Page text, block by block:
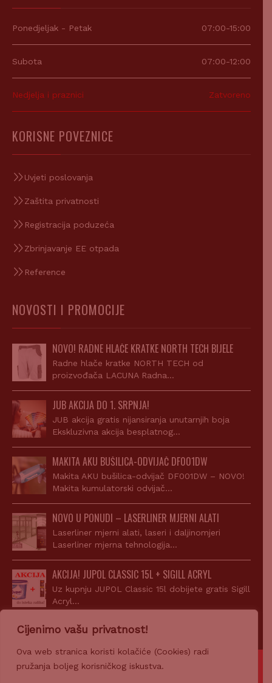
Cijenimo vašu privatnost!
Ova web stranica koristi kolačiće (Cookies) radi
pružanja boljeg korisničkog iskustva.
Ponedjeljak - Petak 07:00-15:00
Subota 07:00-12:00
Nedjelja i praznici Zatvoreno
KORISNE POVEZNICE
Uvjeti poslovanja
Zaštita privatnosti
Registracija poduzeća
Zbrinjavanje EE otpada
Reference
NOVOSTI I PROMOCIJE
NOVO! RADNE HLAČE KRATKE NORTH TECH BIJELE
Radne hlače kratke NORTH TECH od
proizvođača LACUNA Radna…
JUB AKCIJA DO 1. SRPNJA!
JUB akcija gratis nijansiranja unutarnjih boja
Ekskluzivna akcija besplatnog…
MAKITA AKU BUŠILICA-ODVIJAČ DF001DW
Makita AKU bušilica-odvijač DF001DW – NOVO!
Makita kumulatorski odvijač…
NOVO U PONUDI – LASERLINER MJERNI ALATI
Laserliner mjerni alati, laseri i daljinomjeri
Laserliner mjerna tehnologija…
AKCIJA! JUPOL CLASSIC 15L + SIGILL ACRYL
Uz kupnju JUPOL Classic 15l dobijete gratis Sigill
Acryl…
© 2007-2026 Z-PROFIL PRODAJA d.o.o.